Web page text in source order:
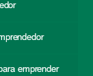
emprender